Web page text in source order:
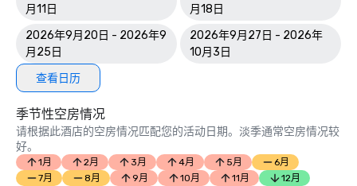
月11日
月18日
2026年9月20日 - 2026年9
月25日
2026年9月27日 - 2026年
10月3日
查看日历
季节性空房情况
请根据此酒店的空房情况匹配您的活动日期。淡季通常空房情况较
好。
1月 2月 3月 4月 5月
6月
7月
8月 9月 10月 11月 12月